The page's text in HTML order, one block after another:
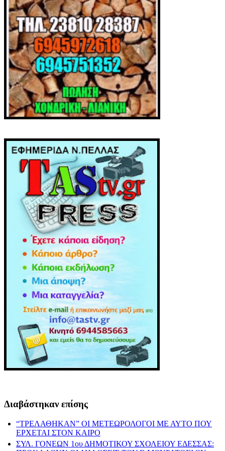
Διαβάστηκαν επίσης
“ΤΡΕΛΑΘΗΚΑΝ” ΟΙ ΜΕΤΕΩΡΟΛΟΓΟΙ ΜΕ ΑΥΤΟ ΠΟΥ
ΕΡΧΕΤΑΙ ΣΤΟΝ ΚΑΙΡΟ
ΣΥΛ. ΓΟΝΕΩΝ 1ου ΔΗΜΟΤΙΚΟΥ ΣΧΟΛΕΙΟΥ ΕΔΕΣΣΑΣ: